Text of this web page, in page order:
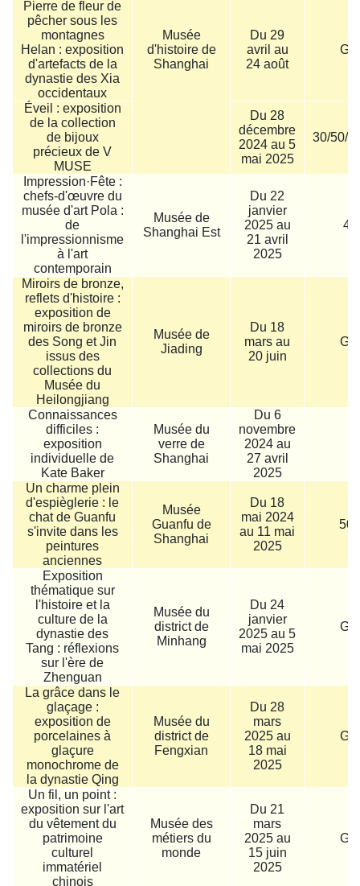
Musée
d'histoire de
Shanghai
Pierre de fleur de
pêcher sous les
montagnes
Helan : exposition
d'artefacts de la
dynastie des Xia
occidentaux
Du 29
avril au
24 août
Éveil : exposition
de la collection
de bijoux
précieux de V
MUSE
Du 28
décembre
2024 au 5
mai 2025
30/50/
Impression·Fête :
chefs-d'œuvre du
musée d'art Pola :
de
l'impressionnisme
à l'art
contemporain
Musée de
Shanghai Est
Du 22
janvier
2025 au
21 avril
2025
Miroirs de bronze,
reflets d'histoire :
exposition de
miroirs de bronze
des Song et Jin
issus des
collections du
Musée du
Heilongjiang
Musée de
Jiading
Du 18
mars au
20 juin
Connaissances
difficiles :
exposition
individuelle de
Kate Baker
Musée du
verre de
Shanghai
Du 6
novembre
2024 au
27 avril
2025
Un charme plein
d'espièglerie : le
chat de Guanfu
s'invite dans les
peintures
anciennes
Musée
Guanfu de
Shanghai
Du 18
mai 2024
au 11 mai
2025
50/
Exposition
thématique sur
l'histoire et la
culture de la
dynastie des
Tang : réflexions
sur l'ère de
Zhenguan
Musée du
district de
Minhang
Du 24
janvier
2025 au 5
mai 2025
La grâce dans le
glaçage :
exposition de
porcelaines à
glaçure
monochrome de
la dynastie Qing
Musée du
district de
Fengxian
Du 28
mars
2025 au
18 mai
2025
Un fil, un point :
exposition sur l'art
du vêtement du
patrimoine
culturel
immatériel
chinois
Musée des
métiers du
monde
Du 21
mars
2025 au
15 juin
2025